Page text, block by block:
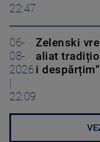
22:47
06-
08-
2026
22:09
Zelenski
aliat
i despărțim”